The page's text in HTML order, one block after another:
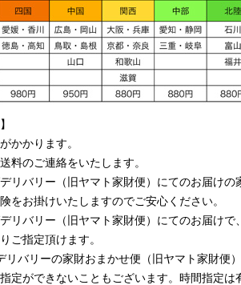
かかります。
料のご連絡をいたします。
リバリー （旧ヤマト家財便） にてのお届けの
をお掛けいたしますのでご安心ください。
リバリー （旧ヤマト家財便） にてのお届けで
ご指定頂けます。
リバリーの家財おまかせ便 （旧ヤマト家財便
指定ができないこともございます。時間指定